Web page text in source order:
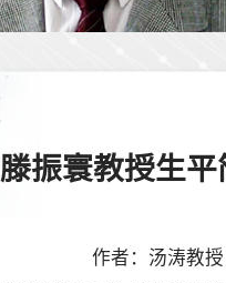
滕振寰教授生平
作者：汤涛教授